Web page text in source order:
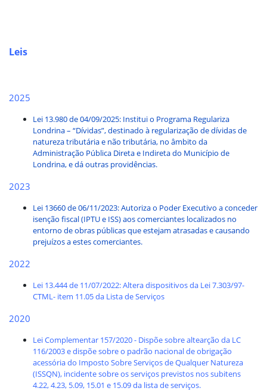
Leis
2025
Lei 13.980 de 04/09/2025: Institui o Programa Regulariza
Londrina – “Dívidas”, destinado à regularização de dívidas de
natureza tributária e não tributária, no âmbito da
Administração Pública Direta e Indireta do Município de
Londrina, e dá outras providências.
2023
Lei 13660 de 06/11/2023: Autoriza o Poder Executivo a conceder
isenção fiscal (IPTU e ISS) aos comerciantes localizados no
entorno de obras públicas que estejam atrasadas e causando
prejuízos a estes comerciantes.
2022
Lei 13.444 de 11/07/2022: Altera dispositivos da Lei 7.303/97-
CTML- item 11.05 da Lista de Serviços
2020
Lei Complementar 157/2020 - Dispõe sobre altearção da LC
116/2003 e dispõe sobre o padrão nacional de obrigação
acessória do Imposto Sobre Serviços de Qualquer Natureza
(ISSQN), incidente sobre os serviços previstos nos subitens
4.22, 4.23, 5.09, 15.01 e 15.09 da lista de serviços.